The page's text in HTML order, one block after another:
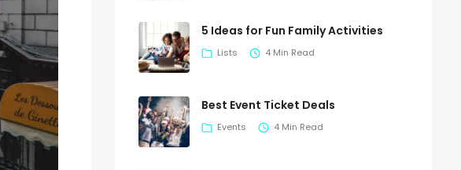
5 Ideas for Fun Family Activities
Lists 4 Min Read
Best Event Ticket Deals
Events 4 Min Read